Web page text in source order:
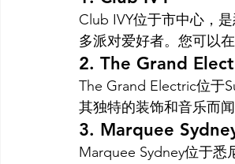
Club IVY位于市中心，
多派对爱好者。您可以
2. The Grand
The Grand Electric位于
其独特的装饰和音乐而
3. Marquee
Marquee Sydney位于